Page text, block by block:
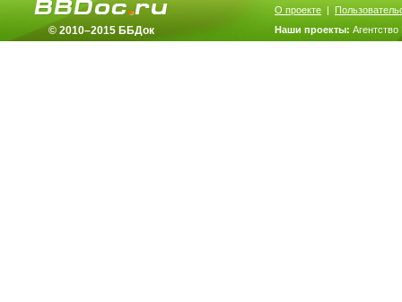
© 2010–2015 ББДок
О проекте |
Наши проекты: